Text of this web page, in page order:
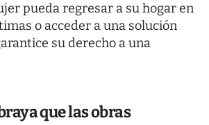
pueda regresar a su hogar en
o acceder a una solución
su derecho a una
que las obras